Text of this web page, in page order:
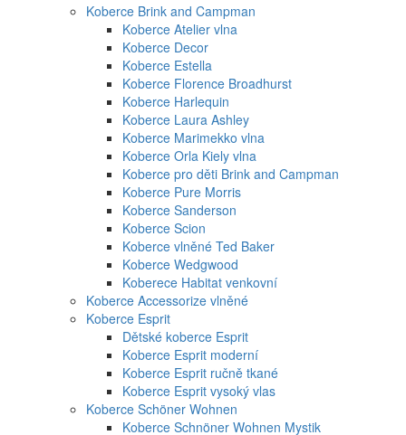
Koberce Brink and Campman
Koberce Atelier vlna
Koberce Decor
Koberce Estella
Koberce Florence Broadhurst
Koberce Harlequin
Koberce Laura Ashley
Koberce Marimekko vlna
Koberce Orla Kiely vlna
Koberce pro děti Brink and Campman
Koberce Pure Morris
Koberce Sanderson
Koberce Scion
Koberce vlněné Ted Baker
Koberce Wedgwood
Koberece Habitat venkovní
Koberce Accessorize vlněné
Koberce Esprit
Dětské koberce Esprit
Koberce Esprit moderní
Koberce Esprit ručně tkané
Koberce Esprit vysoký vlas
Koberce Schöner Wohnen
Koberce Schnöner Wohnen Mystik